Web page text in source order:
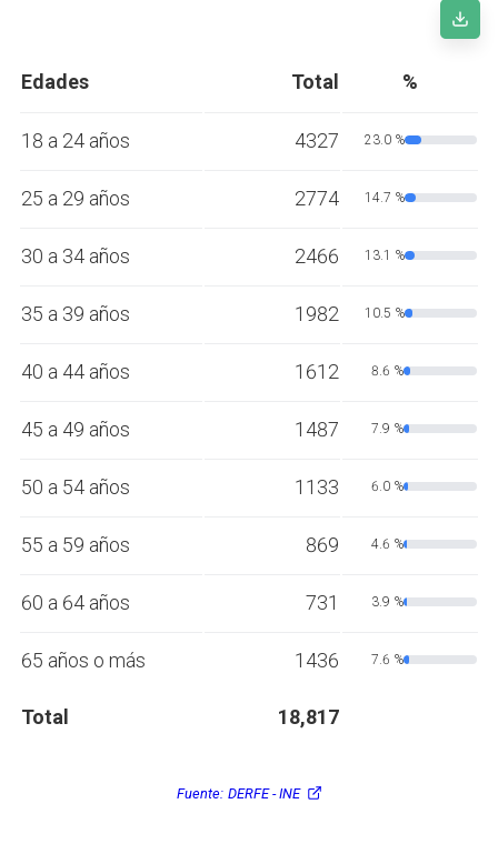
Edades Total %
18 a 24 años 4327 23.0 %
25 a 29 años 2774 14.7 %
30 a 34 años 2466 13.1 %
35 a 39 años 1982 10.5 %
40 a 44 años 1612 8.6 %
45 a 49 años 1487 7.9 %
50 a 54 años 1133 6.0 %
55 a 59 años 869 4.6 %
60 a 64 años 731 3.9 %
65 años o más 1436 7.6 %
Total 18,817
Fuente: DERFE - INE